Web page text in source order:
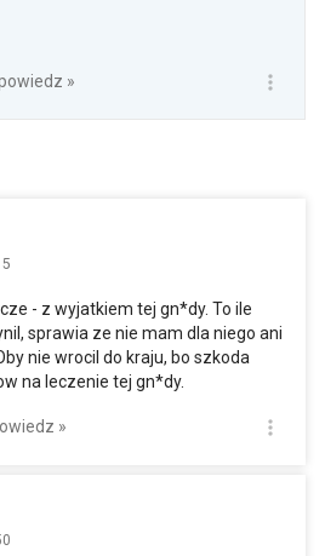
»
- z wyjatkiem tej gn*dy. To ile
sprawia ze nie mam dla niego ani
nie wrocil do kraju, bo szkoda
na leczenie tej gn*dy.
»